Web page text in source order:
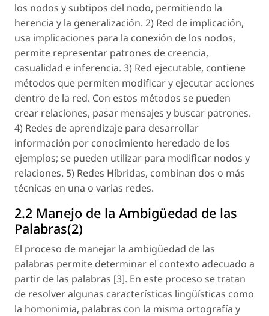
los nodos y subtipos del nodo, permitiendo la
herencia y la generalización. 2) Red de implicación,
usa implicaciones para la conexión de los nodos,
permite representar patrones de creencia,
casualidad e inferencia. 3) Red ejecutable, contiene
métodos que permiten modificar y ejecutar acciones
dentro de la red. Con estos métodos se pueden
crear relaciones, pasar mensajes y buscar patrones.
4) Redes de aprendizaje para desarrollar
información por conocimiento heredado de los
ejemplos; se pueden utilizar para modificar nodos y
relaciones. 5) Redes Híbridas, combinan dos o más
técnicas en una o varias redes.
2.2 Manejo de la Ambigüedad de las
Palabras(2)
El proceso de manejar la ambigüedad de las
palabras permite determinar el contexto adecuado a
partir de las palabras [3]. En este proceso se tratan
de resolver algunas características lingüísticas como
la homonimia, palabras con la misma ortografía y